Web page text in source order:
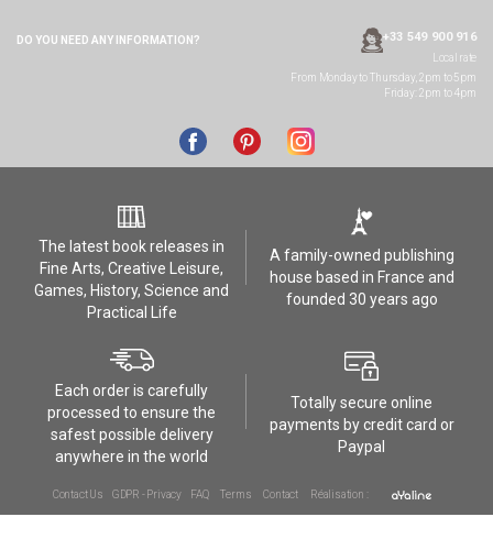
DO YOU NEED ANY INFORMATION? +33 549 900 916
Local rate
From Monday to Thursday, 2pm to 5pm
Friday: 2pm to 4pm
The latest book releases in
Fine Arts, Creative Leisure,
Games, History, Science and
Practical Life
A family-owned publishing
house based in France and
founded 30 years ago
Each order is carefully
processed to ensure the
safest possible delivery
anywhere in the world
Totally secure online
payments by credit card or
Paypal
Contact Us GDPR - Privacy FAQ Terms Contact Réalisation :